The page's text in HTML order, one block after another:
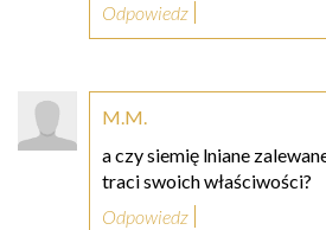
Odpowiedz
M.M.
a czy siemię lniane
traci swoich właściwości?
Odpowiedz